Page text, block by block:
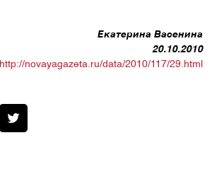
Екатерина Васенина
20.10.2010
http://novayagazeta.ru/data/2010/117/29.html